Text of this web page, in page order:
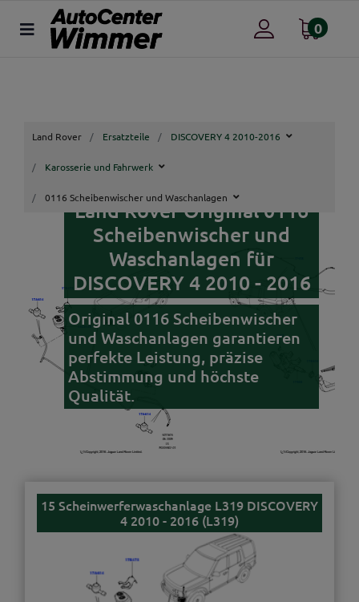
0
Land Rover Ersatzteile DISCOVERY 4 2010-2016
Karosserie und Fahrwerk
0116 Scheibenwischer und Waschanlagen
Land Rover Original 0116
Scheibenwischer und
Waschanlagen für
DISCOVERY 4 2010 - 2016
Original 0116 Scheibenwischer
und Waschanlagen garantieren
perfekte Leistung, präzise
Abstimmung und höchste
Qualität.
15 Scheinwerferwaschanlage L319 DISCOVERY
4 2010 - 2016 (L319)